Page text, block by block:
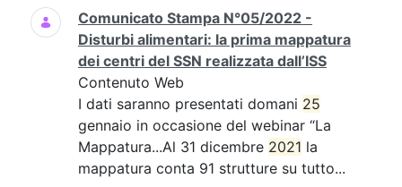
Comunicato Stampa N°05/2022 -
Disturbi alimentari: la prima mappatura
dei centri del SSN realizzata dall’ISS
Contenuto Web
I dati saranno presentati domani 25
gennaio in occasione del webinar “La
Mappatura...Al 31 dicembre 2021 la
mappatura conta 91 strutture su tutto...